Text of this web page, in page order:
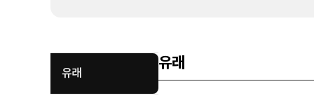
유래
유래